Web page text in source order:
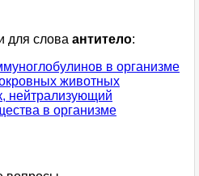
для слова антитело:
в организме
животных
нейтрализующий
в организме